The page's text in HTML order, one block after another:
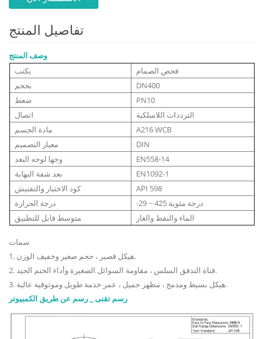
تفاصيل المنتج
وصف المنتج
يكتب
فحص الصمام
بحجم
DN400
ضغط
PN10
اتصال
الترددات اللاسلكية
مادة الجسم
A216 WCB
معيار التصميم
DIN
وجها لوجه البعد
EN558-14
بعد شفة النهاية
EN1092-1
كود الاختبار والتفتيش
API 598
درجة الحرارة
-29 ~ 425 درجة مئوية
متوسط ​​قابل للتطبيق
الماء والنفط والغاز
سمات
1. هيكل قصير ، حجم صغير وخفيف الوزن.
2. قناة التدفق السلس ، مقاومة السوائل الصغيرة وأداء الختم الجيد.
3. هيكل بسيط ومدمج ، مظهر جميل ، عمر خدمة طويل وموثوقية عالية.
رسم تقنى _ رسم عن طريق الكمبيوتر